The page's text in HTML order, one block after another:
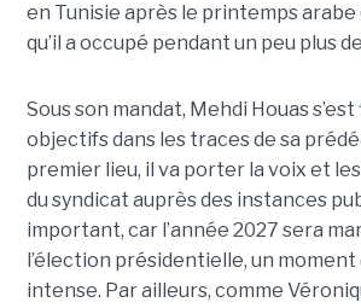
en Tunisie après le printemps arabe
qu’il a occupé pendant un peu plus
Sous son mandat, Mehdi Houas
objectifs dans les traces de sa
premier lieu, il va porter la voix et
du syndicat auprès des instances
important, car l’année 2027 sera
l’élection présidentielle, un
intense. Par ailleurs, comme